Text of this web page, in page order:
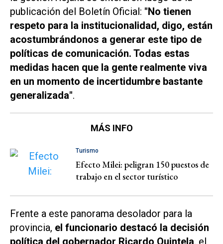
publicación del Boletín Oficial: "No tienen
respeto para la institucionalidad, digo, están
acostumbrándonos a generar este tipo de
políticas de comunicación. Todas estas
medidas hacen que la gente realmente viva
en un momento de incertidumbre bastante
generalizada".
MÁS INFO
Turismo
Efecto Milei: peligran 150 puestos de
trabajo en el sector turístico
Frente a este panorama desolador para la
provincia, el funcionario destacó la decisión
política del gobernador Ricardo Quintela, el